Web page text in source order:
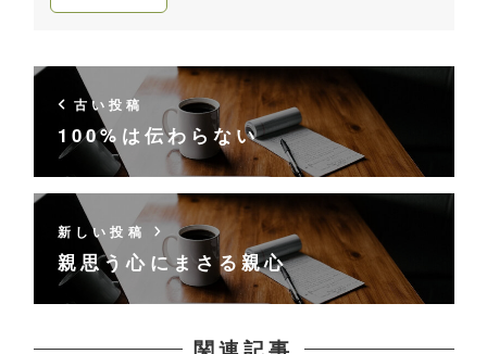
古い投稿
100%は伝わらない
新しい投稿
親思う心にまさる親心